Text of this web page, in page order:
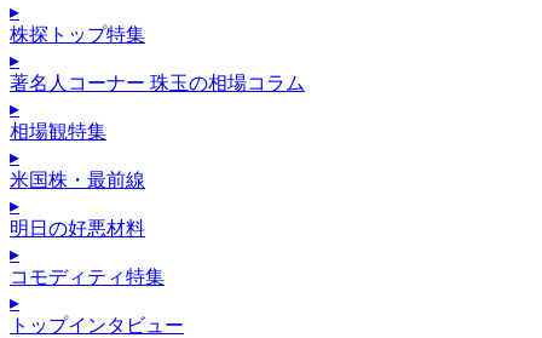
▸
株探トップ特集
▸
著名人コーナー 珠玉の相場コラム
▸
相場観特集
▸
米国株・最前線
▸
明日の好悪材料
▸
コモディティ特集
▸
トップインタビュー